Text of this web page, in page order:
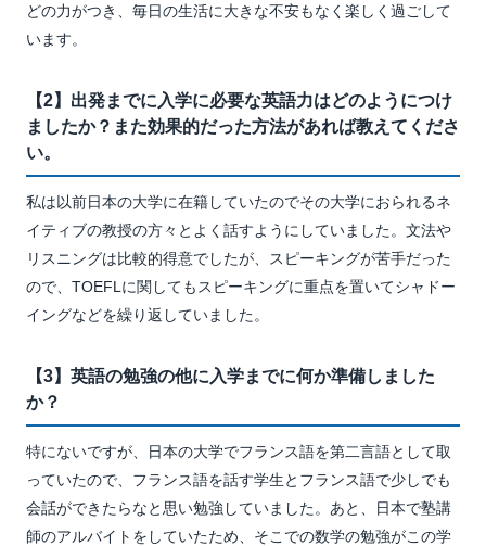
どの力がつき、毎日の生活に大きな不安もなく楽しく過ごして
います。
【2】出発までに入学に必要な英語力はどのようにつけ
ましたか？また効果的だった方法があれば教えてくださ
い。
私は以前日本の大学に在籍していたのでその大学におられるネ
イティブの教授の方々とよく話すようにしていました。文法や
リスニングは比較的得意でしたが、スピーキングが苦手だった
ので、TOEFLに関してもスピーキングに重点を置いてシャドー
イングなどを繰り返していました。
【3】英語の勉強の他に入学までに何か準備しました
か？
特にないですが、日本の大学でフランス語を第二言語として取
っていたので、フランス語を話す学生とフランス語で少しでも
会話ができたらなと思い勉強していました。あと、日本で塾講
師のアルバイトをしていたため、そこでの数学の勉強がこの学